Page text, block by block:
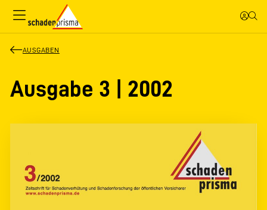
AUSGABEN
Ausgabe 3 | 2002